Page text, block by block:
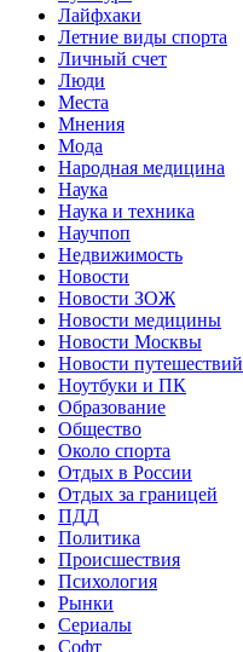
Лайфхаки
Летние виды спорта
Личный счет
Люди
Места
Мнения
Мода
Народная медицина
Наука
Наука и техника
Научпоп
Недвижимость
Новости
Новости ЗОЖ
Новости медицины
Новости Москвы
Новости путешествий
Ноутбуки и ПК
Образование
Общество
Около спорта
Отдых в России
Отдых за границей
ПДД
Политика
Происшествия
Психология
Рынки
Сериалы
Софт